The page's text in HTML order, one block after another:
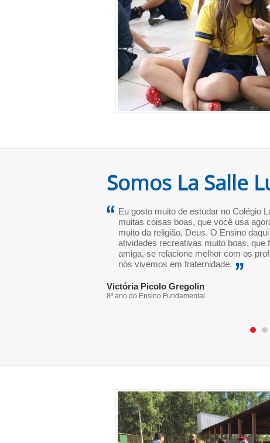
Somos La Salle
Eu gosto muito de estudar no Colégio
muitas coisas boas, que você usa
muito da religião, Deus. O Ensino
atividades recreativas muito boas, que
amiga, se relacione melhor com os
nós vivemos em fraternidade.
Victória Picolo Gregolin
8º ano do Ensino Fundamental